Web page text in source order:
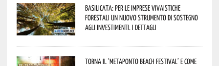
Basilicata: per le imprese vivaistiche
forestali un nuovo strumento di sostegno
agli investimenti. I dettagli
Torna il ‘Metaponto beach festival’ e come